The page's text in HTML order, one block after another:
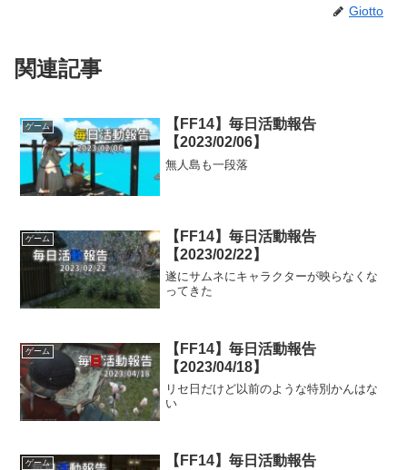
Giotto
関連記事
ゲーム
【FF14】毎日活動報告
【2023/02/06】
無人島も一段落
ゲーム
【FF14】毎日活動報告
【2023/02/22】
遂にサムネにキャラクターが映らなくな
ってきた
ゲーム
【FF14】毎日活動報告
【2023/04/18】
リセ日だけど以前のような特別かんはな
い
ゲーム
【FF14】毎日活動報告